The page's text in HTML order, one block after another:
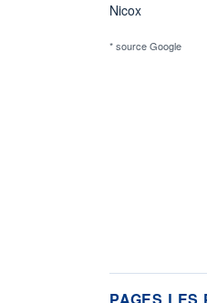
Nicox
* source Google